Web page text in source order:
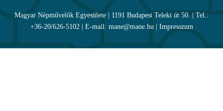
Magyar Népművelők Egyesülete | 1191 Budapest Teleki út 50. | Tel.:
+36-20/626-5102 | E-mail: mane@mane.hu | Impresszum